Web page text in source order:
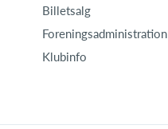
Billetsalg
Foreningsadministration
Klubinfo